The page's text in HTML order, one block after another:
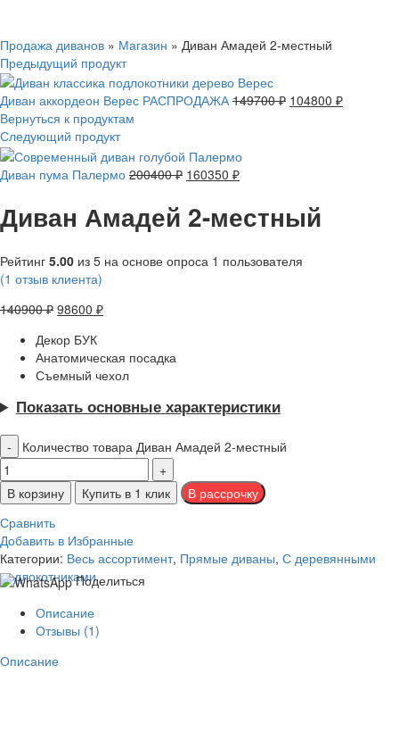
Продажа диванов » Магазин » Диван Амадей 2-местный
Предыдущий продукт
Диван аккордеон Верес РАСПРОДАЖА149700₽ 104800 ₽
Вернуться к продуктам
Следующий продукт
Диван пума Палермо 200400₽ 160350 ₽
Диван Амадей 2-местный
Рейтинг 5.00 из 5 на основе опроса 1 пользователя
(1 отзыв клиента)
140900₽ 98600 ₽
Декор БУК
Анатомическая посадка
Съемный чехол
Показать основные характеристики
Количество товара Диван Амадей 2-местный
В корзину
Купить в 1 клик
Сравнить
Добавить в Избранные
Категории: Весь ассортимент, Прямые диваны, С деревянными
подлокотникамиПоделиться
Описание
Отзывы (1)
Описание